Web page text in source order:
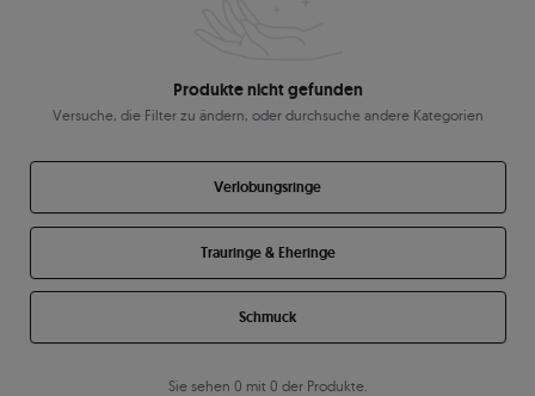
Produkte nicht gefunden
Versuche, die Filter zu ändern, oder durchsuche andere Kategorien
Verlobungsringe
Trauringe & Eheringe
Schmuck
Sie sehen 0 mit 0 der Produkte.